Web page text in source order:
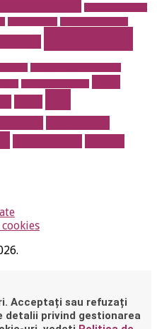
Acceptați sau refuzați
detalii privind gestionarea